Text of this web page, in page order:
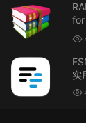
可以重新发送夸克
效了
Tahoe 26官方原版系
VMware Workstation
安装unlocker解锁补丁
for
具
实